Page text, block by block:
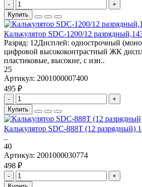
-
+
Купить
Калькулятор SDC-1200/12
Разряд: 12Дисплей: однострочный
цифровой высококонтрастный ЖК
пластиковые, высокие, с изн..
25
Артикул: 2001000007400
495 ₽
-
+
Купить
Калькулятор SDC-888T (12 разрядный)
..
40
Артикул: 2001000030774
498 ₽
-
+